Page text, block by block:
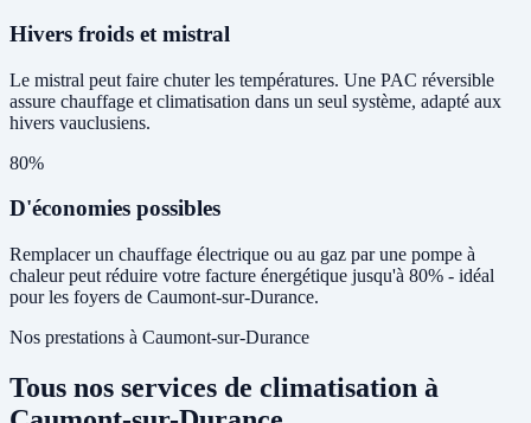
Hivers froids et mistral
Le mistral peut faire chuter les températures. Une PAC réversible
assure chauffage et climatisation dans un seul système, adapté aux
hivers vauclusiens.
80%
D'économies possibles
Remplacer un chauffage électrique ou au gaz par une pompe à
chaleur peut réduire votre facture énergétique jusqu'à 80% - idéal
pour les foyers de Caumont-sur-Durance.
Nos prestations à Caumont-sur-Durance
Tous nos services de climatisation à